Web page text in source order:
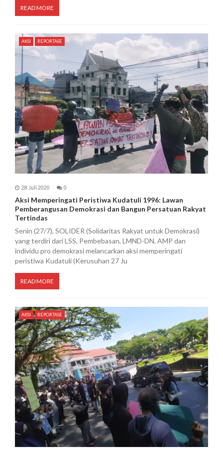
READ MORE
AKSI REPORTASE
28 Juli 2020 0
Aksi Memperingati Peristiwa Kudatuli 1996: Lawan
Pemberangusan Demokrasi dan Bangun Persatuan Rakyat
Tertindas
Senin (27/7), SOLIDER (Solidaritas Rakyat untuk Demokrasi)
yang terdiri dari LSS, Pembebasan, LMND-DN, AMP dan
individu pro demokrasi melancarkan aksi memperingati
peristiwa Kudatuli (Kerusuhan 27 Ju
READ MORE
AKSI REPORTASE